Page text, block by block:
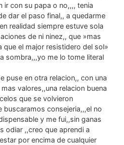
ir con su papa o no,,,, tenia
dar el paso final,, a quedarme
realidad siempre estuve sola
de ni ninez,, que »mas
que el major resistidero del sol»
sombra,,,yo me lo tome literal
puse en otra relacion,, con una
valores,,una relacion buena
que se volvieron
consejeria,,,el no
y me fui,,sin ganas
odiar ,,creo que aprendi a
por encima de cualquier